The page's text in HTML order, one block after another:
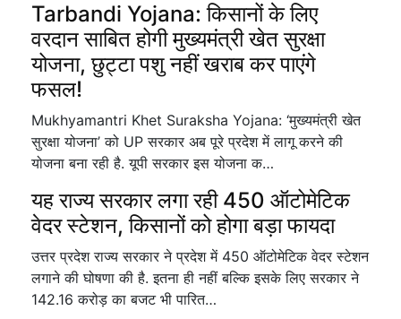
Tarbandi Yojana: किसानों के लिए
वरदान साबित होगी मुख्यमंत्री खेत सुरक्षा
योजना, छुट्टा पशु नहीं खराब कर पाएंगे
फसल!
Mukhyamantri Khet Suraksha Yojana: ‘मुख्यमंत्री खेत
सुरक्षा योजना’ को UP सरकार अब पूरे प्रदेश में लागू करने की
योजना बना रही है. यूपी सरकार इस योजना क…
यह राज्य सरकार लगा रही 450 ऑटोमेटिक
वेदर स्टेशन, किसानों को होगा बड़ा फायदा
उत्तर प्रदेश राज्य सरकार ने प्रदेश में 450 ऑटोमेटिक वेदर स्टेशन
लगाने की घोषणा की है. इतना ही नहीं बल्कि इसके लिए सरकार ने
142.16 करोड़ का बजट भी पारित…